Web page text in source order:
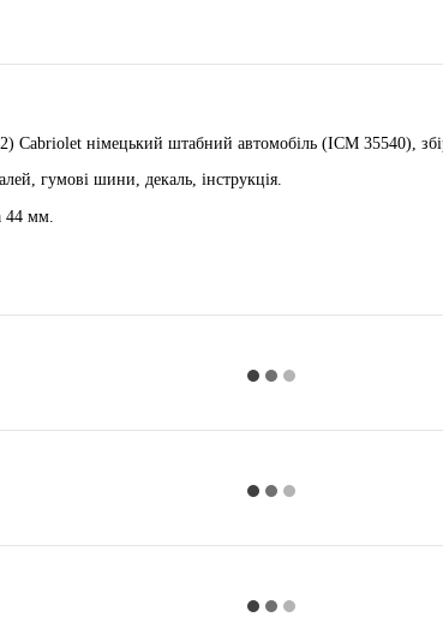
Cabriolet німецький штабний автомобіль (ICM 35540),
гумові шини, декаль, інструкція.
44 мм.